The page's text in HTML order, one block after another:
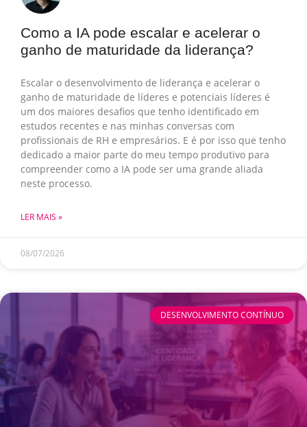
Como a IA pode escalar e acelerar o
ganho de maturidade da liderança?
Escalar o desenvolvimento de liderança e acelerar o
ganho de maturidade de líderes e potenciais líderes é
um dos maiores desafios que tenho identificado em
estudos recentes e nas minhas conversas com
profissionais de RH e empresários. E é por isso que tenho
dedicado a maior parte do meu tempo produtivo para
compreender como a IA pode ser uma grande aliada
neste processo.
LER MAIS »
08/07/2026
DESENVOLVIMENTO CONTÍNUO